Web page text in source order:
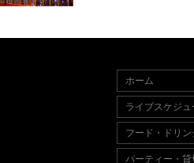
ホーム
ライブスケジュ
フード・ドリン
パーティー・貸